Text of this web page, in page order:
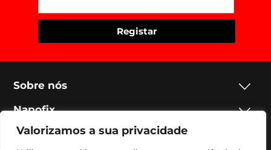
Valorizamos a sua privacidade
Sobre nós
Napofix
Contactos